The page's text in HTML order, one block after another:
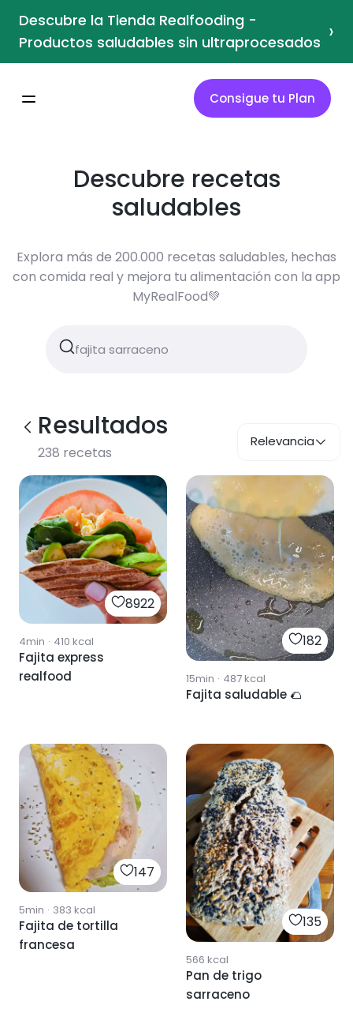
Descubre la Tienda Realfooding -
Productos saludables sin ultraprocesados ›
Consigue tu Plan
Descubre recetas
saludables
Explora más de 200.000 recetas saludables, hechas
con comida real y mejora tu alimentación con la app
MyRealFood💚
Resultados
238 recetas
Relevancia
8922
4min · 410 kcal
Fajita express
realfood
182
15min · 487kcal
Fajita saludable 🌮
147
5min · 383 kcal
Fajita de tortilla
francesa
135
566 kcal
Pan de trigo
sarraceno